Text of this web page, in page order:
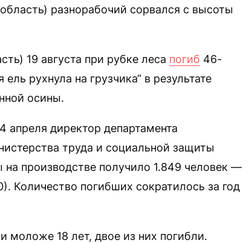
разнорабочий сорвался с высоты
19 августа при рубке леса погиб 46-
рухнула на грузчика“ в результате
осины.
апреля директор департамента
труда и социальной защиты
производстве получило 1.849 человек —
Количество погибших сократилось за год
моложе 18 лет, двое из них погибли.